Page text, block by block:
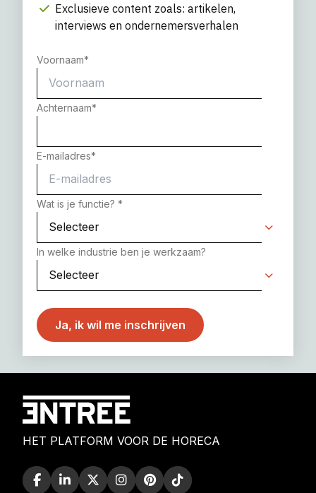
Exclusieve content zoals: artikelen,
interviews en ondernemersverhalen
Voornaam*
Achternaam*
E-mailadres*
Wat is je functie? *
In welke industrie ben je werkzaam?
HET PLATFORM VOOR DE HORECA